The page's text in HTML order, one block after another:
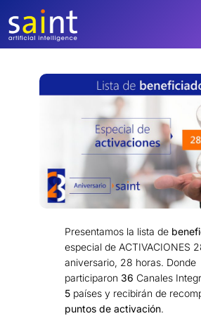
contenido
Presentamos la lista de
especial de ACTIVACIONES
aniversario, 28 horas. Donde
participaron 36 Canales
5países y recibirán de
puntos de activación.